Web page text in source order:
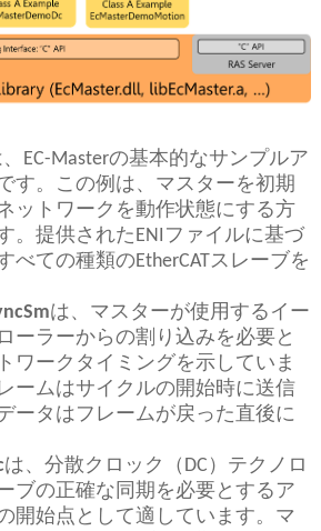
、EC-Masterの基本的なサンプルア
す。この例は、マスターを初期
ットワークを動作状態にする方
。提供されたENIファイルに基づ
べての種類のEtherCATスレーブを
は、マスターが使用するイー
ーラーからの割り込みを必要と
ワークタイミングを示していま
ームはサイクルの開始時に送信
ータはフレームが戻った直後に
は、分散クロック（DC）テクノロ
ブの正確な同期を必要とするア
開始点として適しています。マ